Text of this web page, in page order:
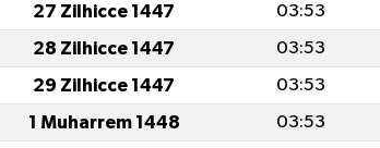
27 Zilhicce 1447 03:53
28 Zilhicce 1447 03:53
29 Zilhicce 1447 03:53
1 Muharrem 1448 03:53